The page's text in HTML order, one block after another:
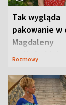
Tak wygląda
pakowanie w
Magdaleny
Waligórskiej-
Rozmowy